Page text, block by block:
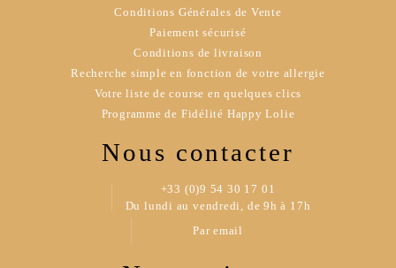
Conditions Générales de Vente
Paiement sécurisé
Conditions de livraison
Recherche simple en fonction de votre allergie
Votre liste de course en quelques clics
Programme de Fidélité Happy Lolie
Nous contacter
+33 (0)9 54 30 17 01
Du lundi au vendredi, de 9h à 17h
Par email